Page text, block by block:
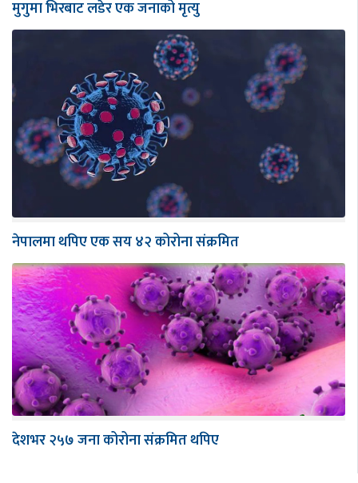
मुगुमा भिरबाट लडेर एक जनाको मृत्यु
नेपालमा थपिए एक सय ४२ कोरोना संक्रमित
देशभर २५७ जना कोरोना संक्रमित थपिए